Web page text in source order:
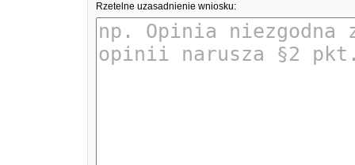
Rzetelne uzasadnienie wniosku: